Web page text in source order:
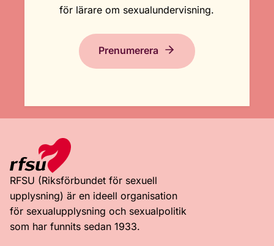
för lärare om sexualundervisning.
Prenumerera
RFSU (Riksförbundet för sexuell
upplysning) är en ideell organisation
för sexualupplysning och sexualpolitik
som har funnits sedan 1933.